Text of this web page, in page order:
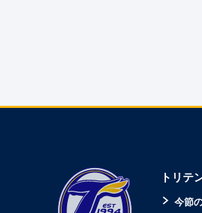
トリテ
今節